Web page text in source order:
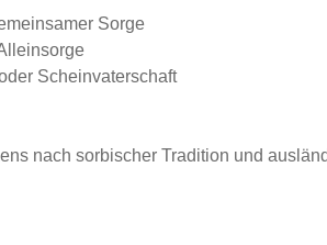
Sorge
Scheinvaterschaft
nach sorbischer Tradition und